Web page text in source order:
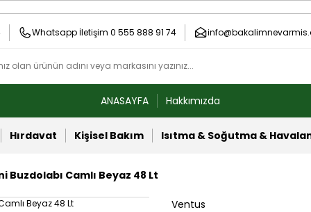
Whatsapp İletişim 0 555 888 91 74
ANASAYFA Hakkımızda
Hırdavat Kişisel Bakım Isıtma & Soğutma &
Buzdolabı Camlı Beyaz 48 Lt
Ventus